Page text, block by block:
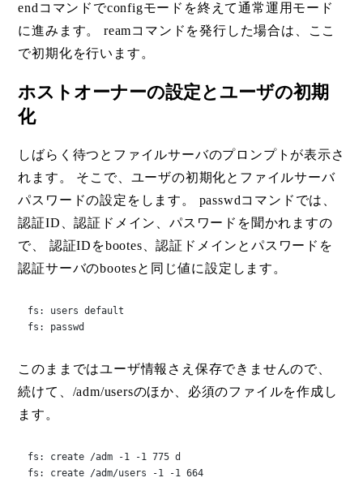
endコマンドでconfigモードを終えて通常運用モード
に進みます。 reamコマンドを発行した場合は、ここ
で初期化を行います。
ホストオーナーの設定とユーザの初期
化
しばらく待つとファイルサーバのプロンプトが表示さ
れます。 そこで、ユーザの初期化とファイルサーバ
パスワードの設定をします。 passwdコマンドでは、
認証ID、認証ドメイン、パスワードを聞かれますの
で、 認証IDをbootes、認証ドメインとパスワードを
認証サーバのbootesと同じ値に設定します。
fs: users default
fs: passwd
このままではユーザ情報さえ保存できませんので、
続けて、/adm/usersのほか、必須のファイルを作成し
ます。
fs: create /adm -1 -1 775 d
fs: create /adm/users -1 -1 664